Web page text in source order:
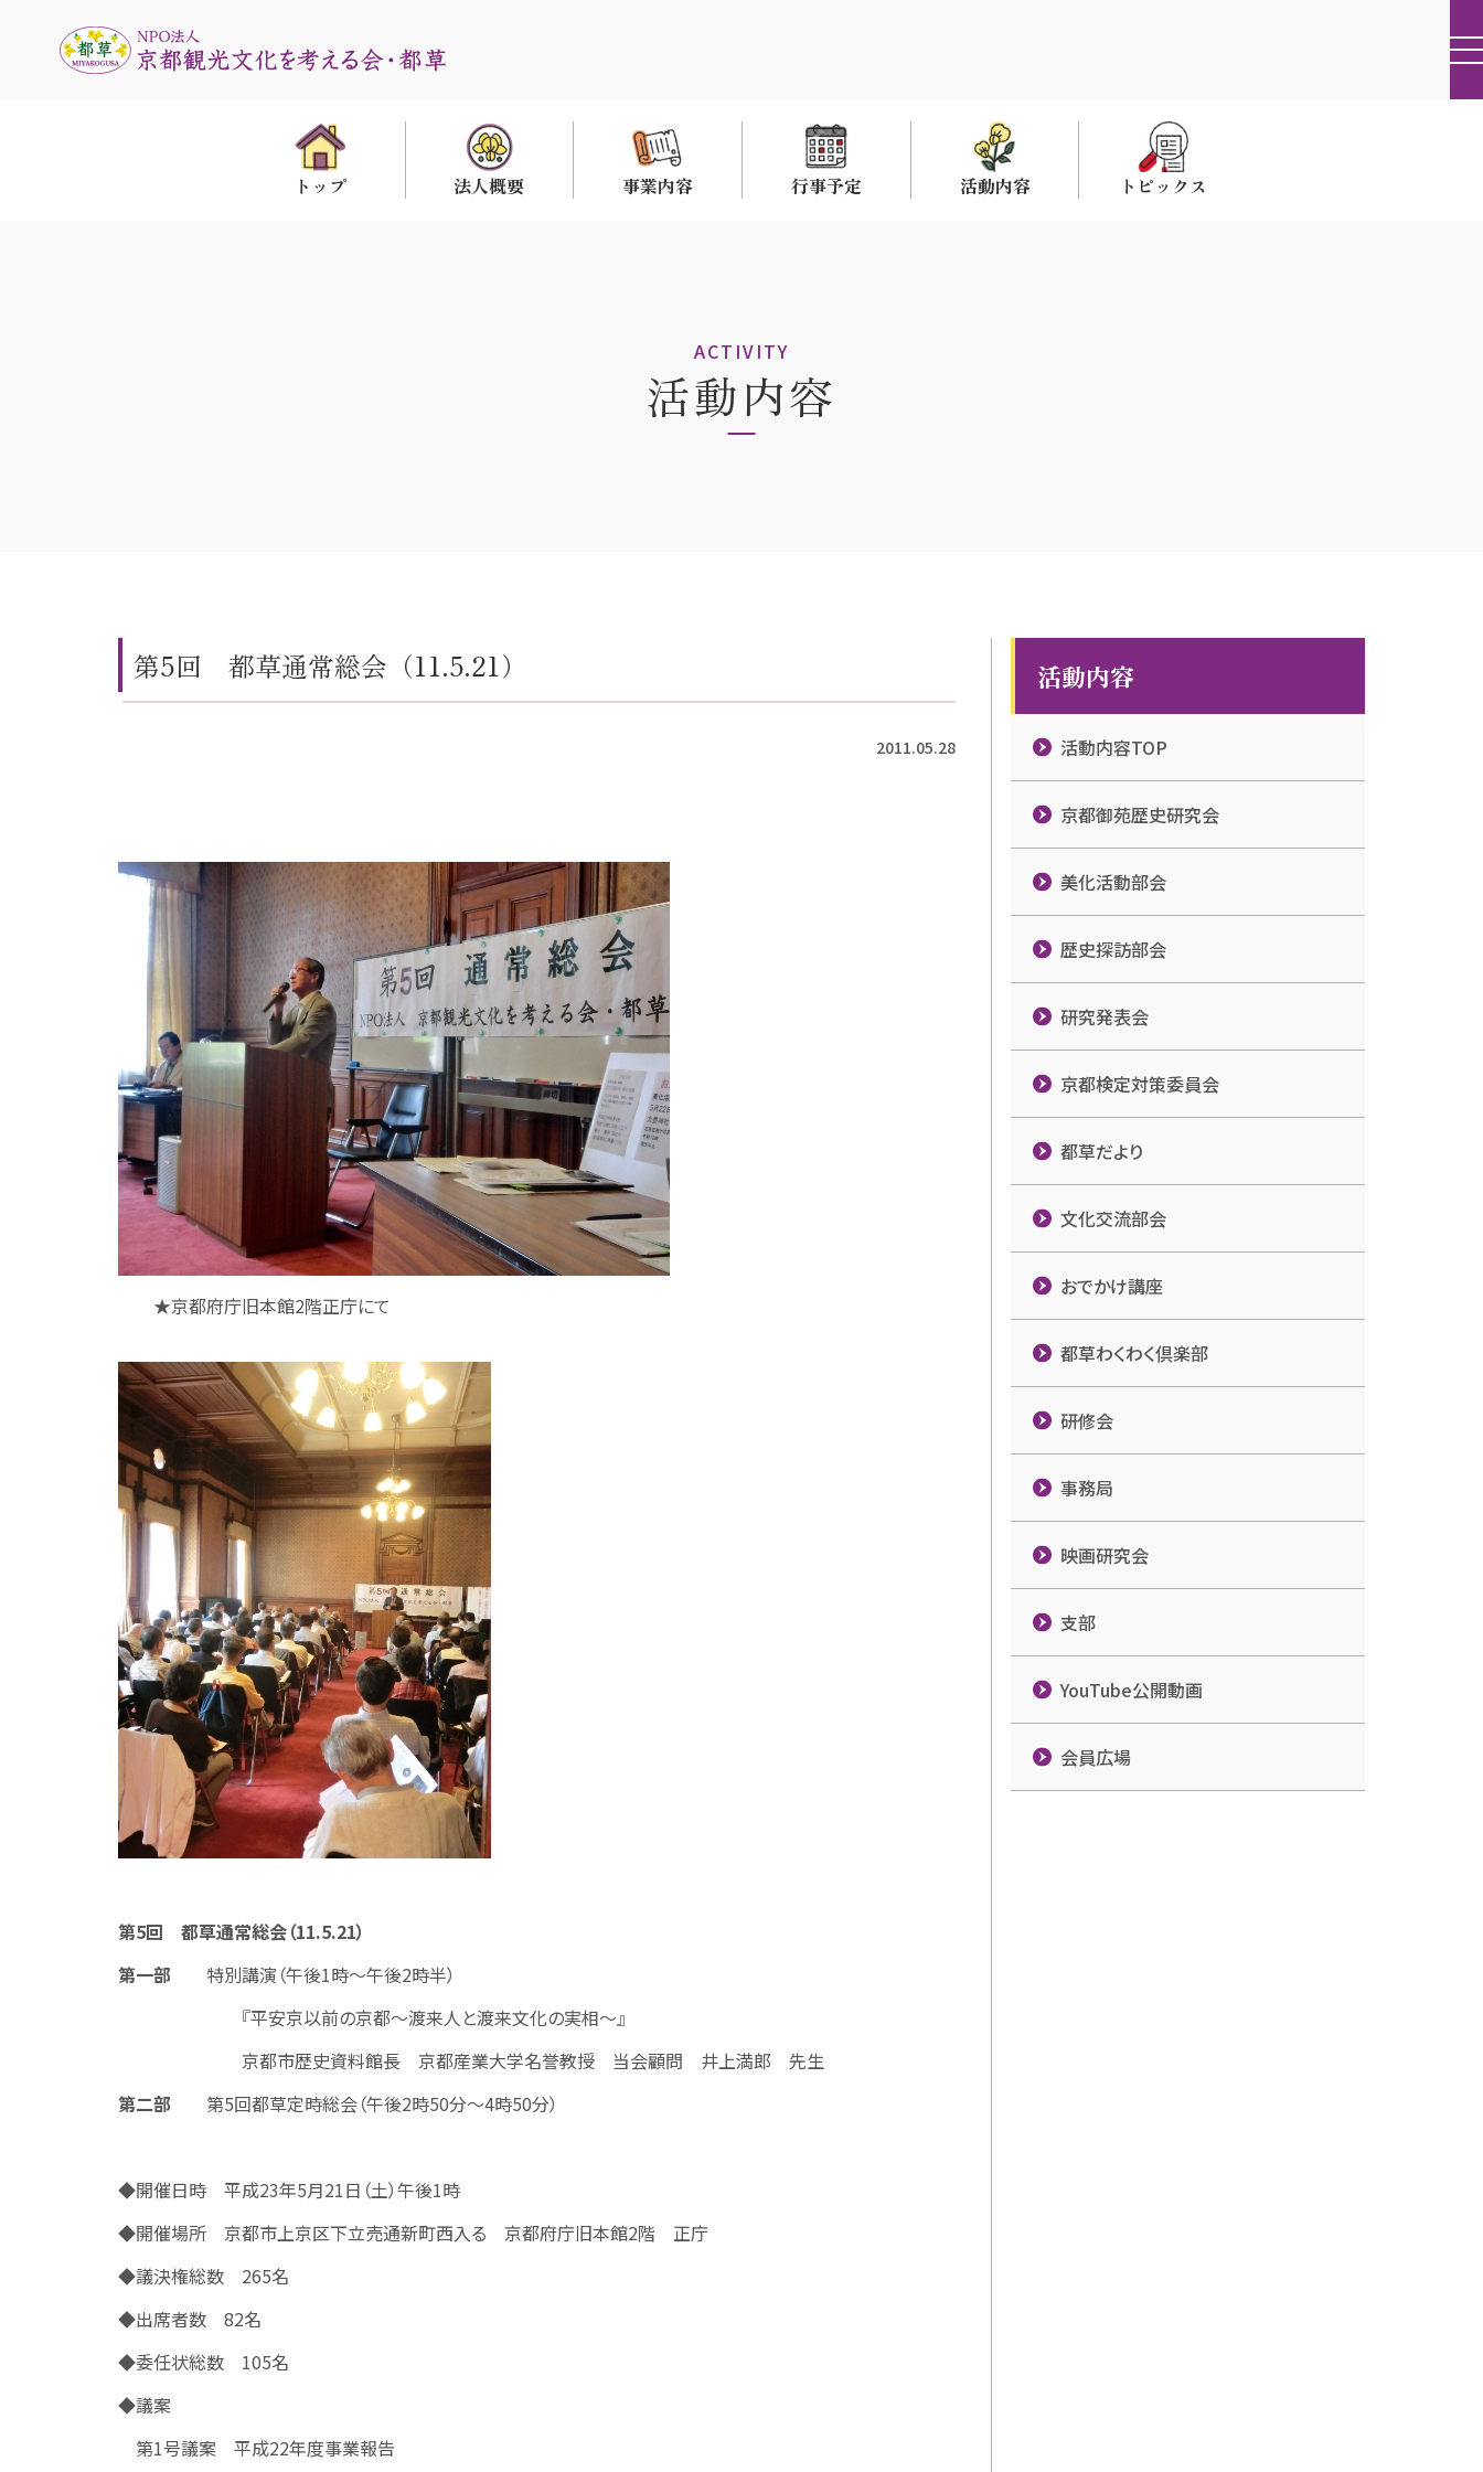
トップ 法人概要 事業内容 行事予定 活動内容 トピックス
ACTIVITY
活動内容
活動内容
活動内容TOP
京都御苑歴史研究会
美化活動部会
歴史探訪部会
研究発表会
京都検定対策委員会
都草だより
文化交流部会
おでかけ講座
都草わくわく倶楽部
研修会
事務局
映画研究会
支部
YouTube公開動画
会員広場
第5回 都草通常総会（11.5.21）
2011.05.28
★京都府庁旧本館2階正庁にて
第5回 都草通常総会（11.5.21）
第一部 特別講演（午後1時～午後2時半）
『平安京以前の京都～渡来人と渡来文化の実相～』
京都市歴史資料館長 京都産業大学名誉教授 当会顧問 井上満郎 先生
第二部 第5回都草定時総会（午後2時50分～4時50分）
◆開催日時 平成23年5月21日（土）午後1時
◆開催場所 京都市上京区下立売通新町西入る 京都府庁旧本館2階 正庁
◆議決権総数 265名
◆出席者数 82名
◆委任状総数 105名
◆議案
第1号議案 平成22年度事業報告